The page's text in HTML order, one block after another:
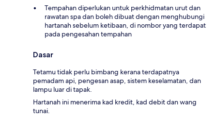
Tempahan diperlukan untuk perkhidmatan urut dan
rawatan spa dan boleh dibuat dengan menghubungi
hartanah sebelum ketibaan, di nombor yang terdapat
pada pengesahan tempahan
Dasar
Tetamu tidak perlu bimbang kerana terdapatnya
pemadam api, pengesan asap, sistem keselamatan, dan
lampu luar di tapak.
Hartanah ini menerima kad kredit, kad debit dan wang
tunai.